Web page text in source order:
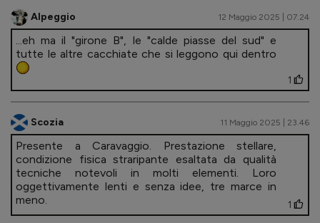
Alpeggio 12 Maggio 2025 | 07.24
...eh ma il "girone B", le "calde piasse del sud" e
tutte le altre cacchiate che si leggono qui dentro
1
Scozia 11 Maggio 2025 | 23.46
Presente a Caravaggio. Prestazione stellare,
condizione fisica straripante esaltata da qualità
tecniche notevoli in molti elementi. Loro
oggettivamente lenti e senza idee, tre marce in
meno.
1